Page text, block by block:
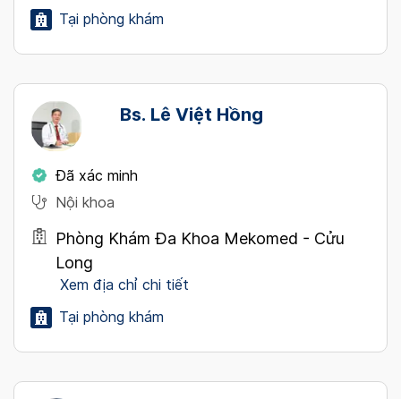
Tại phòng khám
Bs. Lê Việt Hồng
Đã xác minh
Nội khoa
Phòng Khám Đa Khoa Mekomed - Cửu
Long
Xem địa chỉ chi tiết
Tại phòng khám